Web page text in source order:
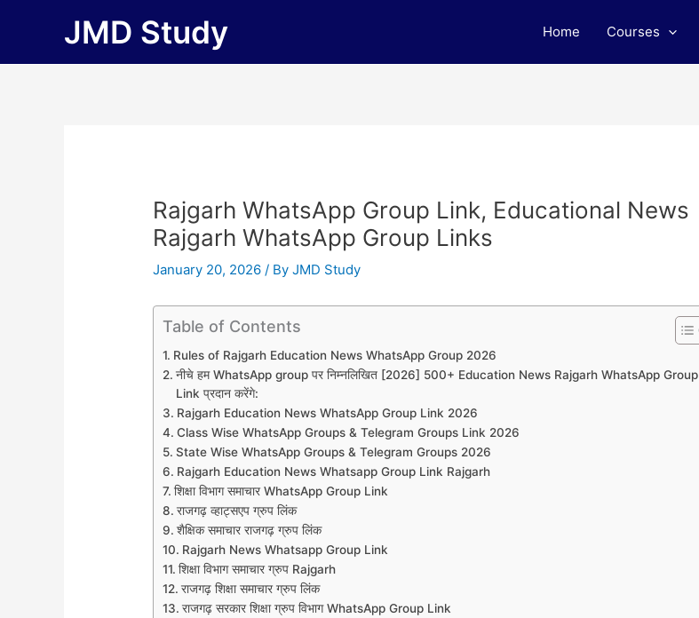
JMD Study Home Courses
Rajgarh WhatsApp Group Link, Educational News
Rajgarh WhatsApp Group Links
January 20, 2026/ ByJMD Study
Table of Contents
Rules of Rajgarh Education News WhatsApp Group 2026
नीचे हम WhatsApp group पर निम्नलिखित [2026] 500+ Education News Rajgarh WhatsApp Group
Link प्रदान करेंगे:
Rajgarh Education News WhatsApp Group Link 2026
Class Wise WhatsApp Groups & Telegram Groups Link 2026
State Wise WhatsApp Groups & Telegram Groups 2026
Rajgarh Education News Whatsapp Group Link Rajgarh
शिक्षा विभाग समाचार WhatsApp Group Link
राजगढ़ व्हाट्सएप ग्रुप लिंक
शैक्षिक समाचार राजगढ़ ग्रुप लिंक
Rajgarh News Whatsapp Group Link
शिक्षा विभाग समाचार ग्रुप Rajgarh
राजगढ़ शिक्षा समाचार ग्रुप लिंक
राजगढ़ सरकार शिक्षा ग्रुप विभाग WhatsApp Group Link